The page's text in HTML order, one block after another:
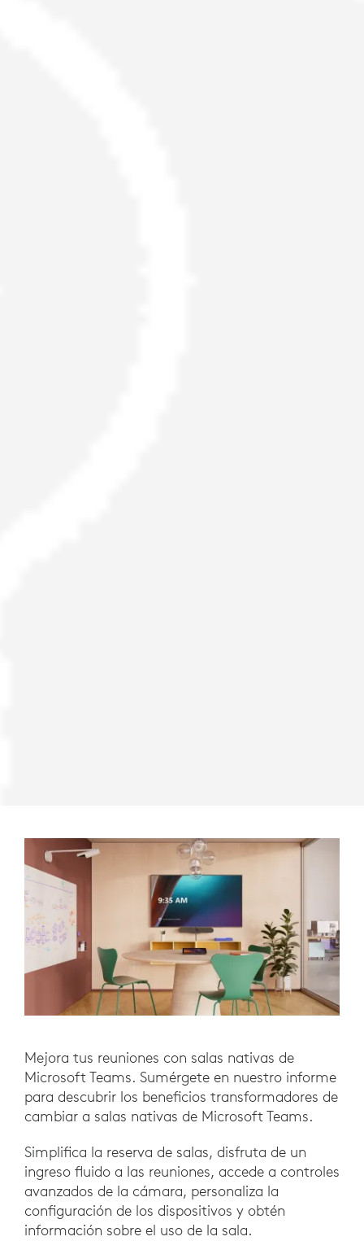
Mejora tus reuniones con salas nativas de
Microsoft Teams. Sumérgete en nuestro informe
para descubrir los beneficios transformadores de
cambiar a salas nativas de Microsoft Teams.
Simplifica la reserva de salas, disfruta de un
ingreso fluido a las reuniones, accede a controles
avanzados de la cámara, personaliza la
configuración de los dispositivos y obtén
información sobre el uso de la sala.